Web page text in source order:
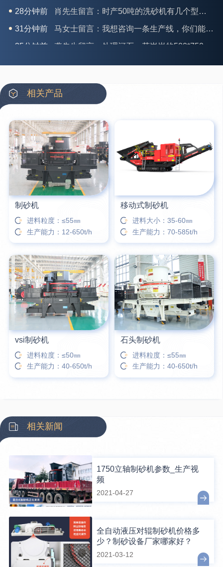
31分钟前 马女士留言：我想咨询一条生产线，你们能做吗？
35分钟前 龚先生留言：处理河石、花岗岩的500*750颚破机什么价位？
3分钟前 王先生留言：水泥厂熟料能破碎吗？推荐用什么机器？
6分钟前 姚女士留言：这款破碎机一小时产能多大？是用电的还是燃油的？
12分钟前 宋先生留言：50吨左右的制砂机大概什么价位？
16分钟前 柳先生留言：洗石英砂全套设备有哪些？
26分钟前 杨先生留言：建筑垃圾破碎机可以铁器分类吗？
相关产品
制砂机
进料粒度：≤55㎜
生产能力：12-650t/h
移动式制砂机
进料大小：35-60㎜
生产能力：70-585t/h
vsi制砂机
进料粒度：≤50㎜
生产能力：40-650t/h
石头制砂机
进料粒度：≤55㎜
生产能力：40-650t/h
相关新闻
1750立轴制砂机参数_生产视
频
2021-04-27
全自动液压对辊制砂机价格多
少？制砂设备厂家哪家好？
2021-03-12